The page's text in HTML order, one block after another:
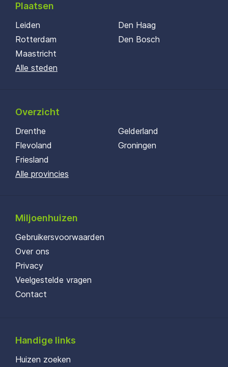
Plaatsen
Leiden
Rotterdam
Maastricht
Den Haag
Den Bosch
Alle steden
Overzicht
Drenthe
Flevoland
Friesland
Gelderland
Groningen
Alle provincies
Miljoenhuizen
Gebruikersvoorwaarden
Over ons
Privacy
Veelgestelde vragen
Contact
Handige links
Huizen zoeken